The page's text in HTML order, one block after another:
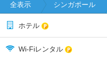
全表示 シンガポール
ホテル
Wi-Fiレンタル